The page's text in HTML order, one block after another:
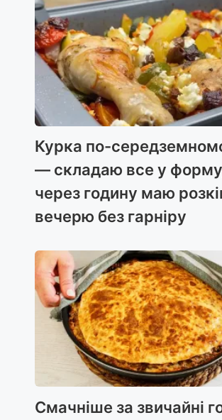
Курка по-
— складаю все у
через годину маю
вечерю без гарніру
Смачніше за звичайні